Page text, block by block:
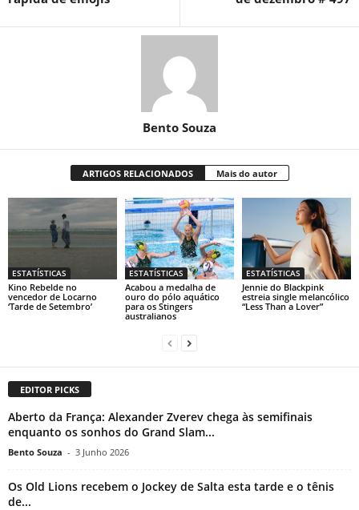
Bento Souza
ARTIGOS RELACIONADOS Mais do autor
ESTATÍSTICAS
Kino Rebelde no
vencedor de Locarno
‘Tarde de Setembro’
ESTATÍSTICAS
Acabou a medalha de
ouro do pólo aquático
para os Stingers
australianos
ESTATÍSTICAS
Jennie do Blackpink
estreia single melancólico
“Less Than a Lover”
EDITOR PICKS
Aberto da França: Alexander Zverev chega às semifinais
enquanto os sonhos do Grand Slam...
Bento Souza - 3 Junho 2026
Os Old Lions recebem o Jockey de Salta esta tarde e o tênis
de...